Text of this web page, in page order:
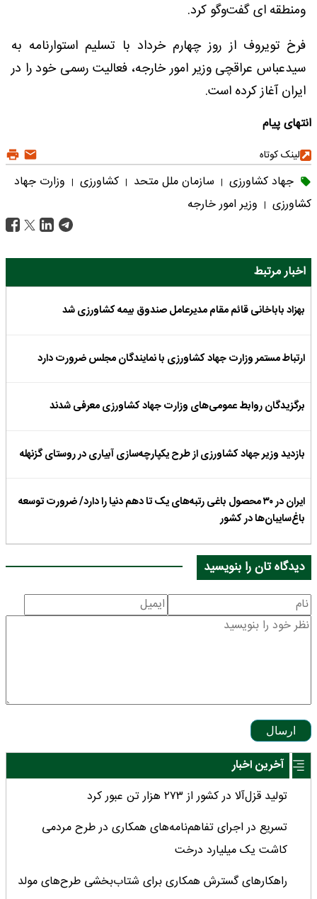
و‌منطقه ای گفت‌وگو کرد.
فرخ تویروف از روز چهارم خرداد با تسلیم استوارنامه به
سیدعباس عراقچی وزیر امور خارجه، فعالیت رسمی خود را در
ایران آغاز کرده است.
انتهای پیام
لینک کوتاه
جهاد کشاورزی | سازمان ملل متحد | کشاورزی | وزارت جهاد
کشاورزی | وزیر امور خارجه
اخبار مرتبط
بهزاد باباخانی قائم مقام مدیرعامل صندوق بیمه کشاورزی شد
ارتباط مستمر وزارت جهاد کشاورزی با نمایندگان مجلس ضرورت دارد
برگزیدگان روابط عمومی‌های وزارت جهاد کشاورزی معرفی شدند
بازدید وزیر جهاد کشاورزی از طرح یکپارچه‌سازی آبیاری در روستای گزنهله
ایران در ۳۰ محصول باغی رتبه‌های یک تا دهم دنیا را دارد/ ضرورت توسعه
باغ‌سایبان‌ها در کشور
دیدگاه تان را بنویسید
ارسال
آخرین اخبار
تولید قزل‌آلا در کشور از ۲۷۳ هزار تن عبور کرد
تسریع در اجرای تفاهم‌نامه‌های همکاری در طرح مردمی
کاشت یک میلیارد درخت
راهکارهای گسترش همکاری برای شتاب‌بخشی طرح‌های مولد